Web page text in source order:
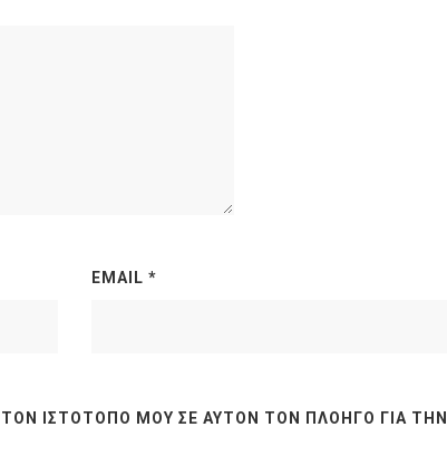
EMAIL *
ΙΣΤΌΤΟΠΟ ΜΟΥ ΣΕ ΑΥΤΌΝ ΤΟΝ ΠΛΟΗΓΌ ΓΙΑ ΤΗΝ